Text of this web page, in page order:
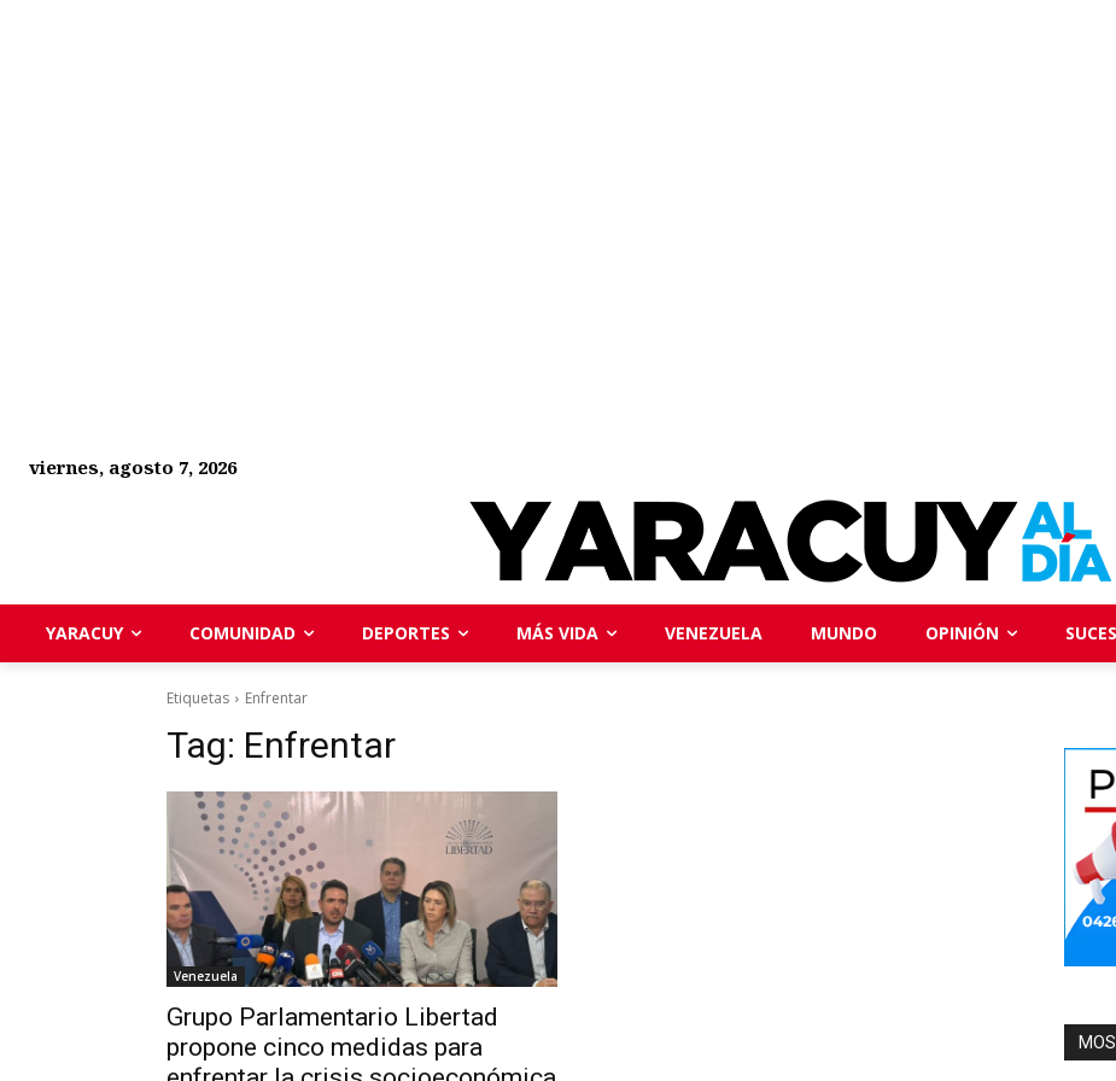
viernes, agosto 7, 2026
YARACUY COMUNIDAD DEPORTES MÁS VIDA VENEZUELA MUNDO OPINIÓN
Etiquetas Enfrentar
Tag: Enfrentar
Venezuela
Grupo Parlamentario Libertad
propone cinco medidas para